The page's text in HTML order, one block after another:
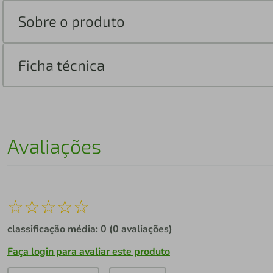
Sobre o produto
Ficha técnica
Avaliações
☆☆☆☆☆
classificação média: 0 (0 avaliações)
Faça login para avaliar este produto